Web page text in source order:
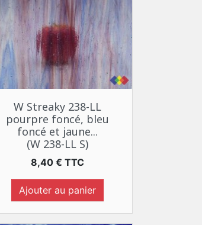
Aperçu rapide
W Streaky 238-LL
pourpre foncé, bleu
foncé et jaune...
(W 238-LL S)
Prix
8,40 € TTC
Ajouter au panier